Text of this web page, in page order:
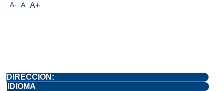
A- A A+
DIRECCIÓN:
IDIOMA